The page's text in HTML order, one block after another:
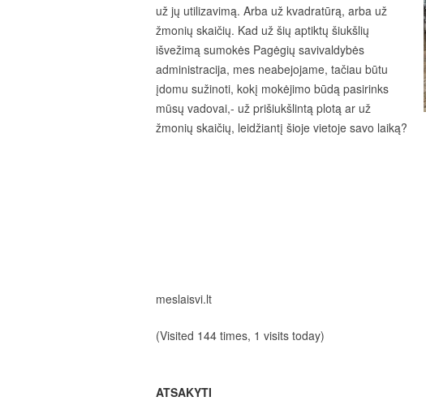
už jų utilizavimą. Arba už kvadratūrą, arba už
žmonių skaičių. Kad už šių aptiktų šiukšlių
išvežimą sumokės Pagėgių savivaldybės
administracija, mes neabejojame, tačiau būtu
įdomu sužinoti, kokį mokėjimo būdą pasirinks
mūsų vadovai,- už prišiukšlintą plotą ar už
žmonių skaičių, leidžiantį šioje vietoje savo laiką?
meslaisvi.lt
(Visited 144 times, 1 visits today)
ATSAKYTI